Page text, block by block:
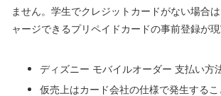
ません。学生でクレジットカードがない場合
ャージできるプリペイドカードの事前登録が現
ディズニー モバイルオーダー 支払い方
仮売上はカード会社の仕様で発生するこ